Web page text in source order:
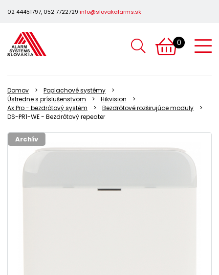
02 44451797, 052 7722729 info@slovakalarms.sk
0
Domov
Poplachové systémy
Ústredne s príslušenstvom
Hikvision
Ax Pro - bezdrôtový systém
Bezdrôtové rozširujúce moduly
DS-PR1-WE - Bezdrôtový repeater
Archív